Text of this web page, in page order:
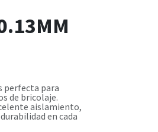
perfecta para
de bricolaje.
aislamiento,
en cada